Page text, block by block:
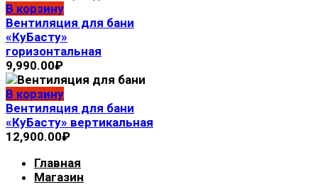
В корзину
Вентиляция для бани
«КуБасту»
горизонтальная
9,990.00₽
В корзину
Вентиляция для бани
«КуБасту» вертикальная
12,900.00₽
Главная
Магазин